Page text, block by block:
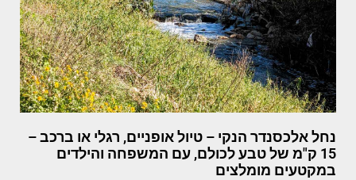
נחל אלכסנדר הנקי – טיול אופניים, רגלי או ברכב –
15 ק"מ של טבע לכולם, עם המשפחה והילדים
במקטעים מומלצים